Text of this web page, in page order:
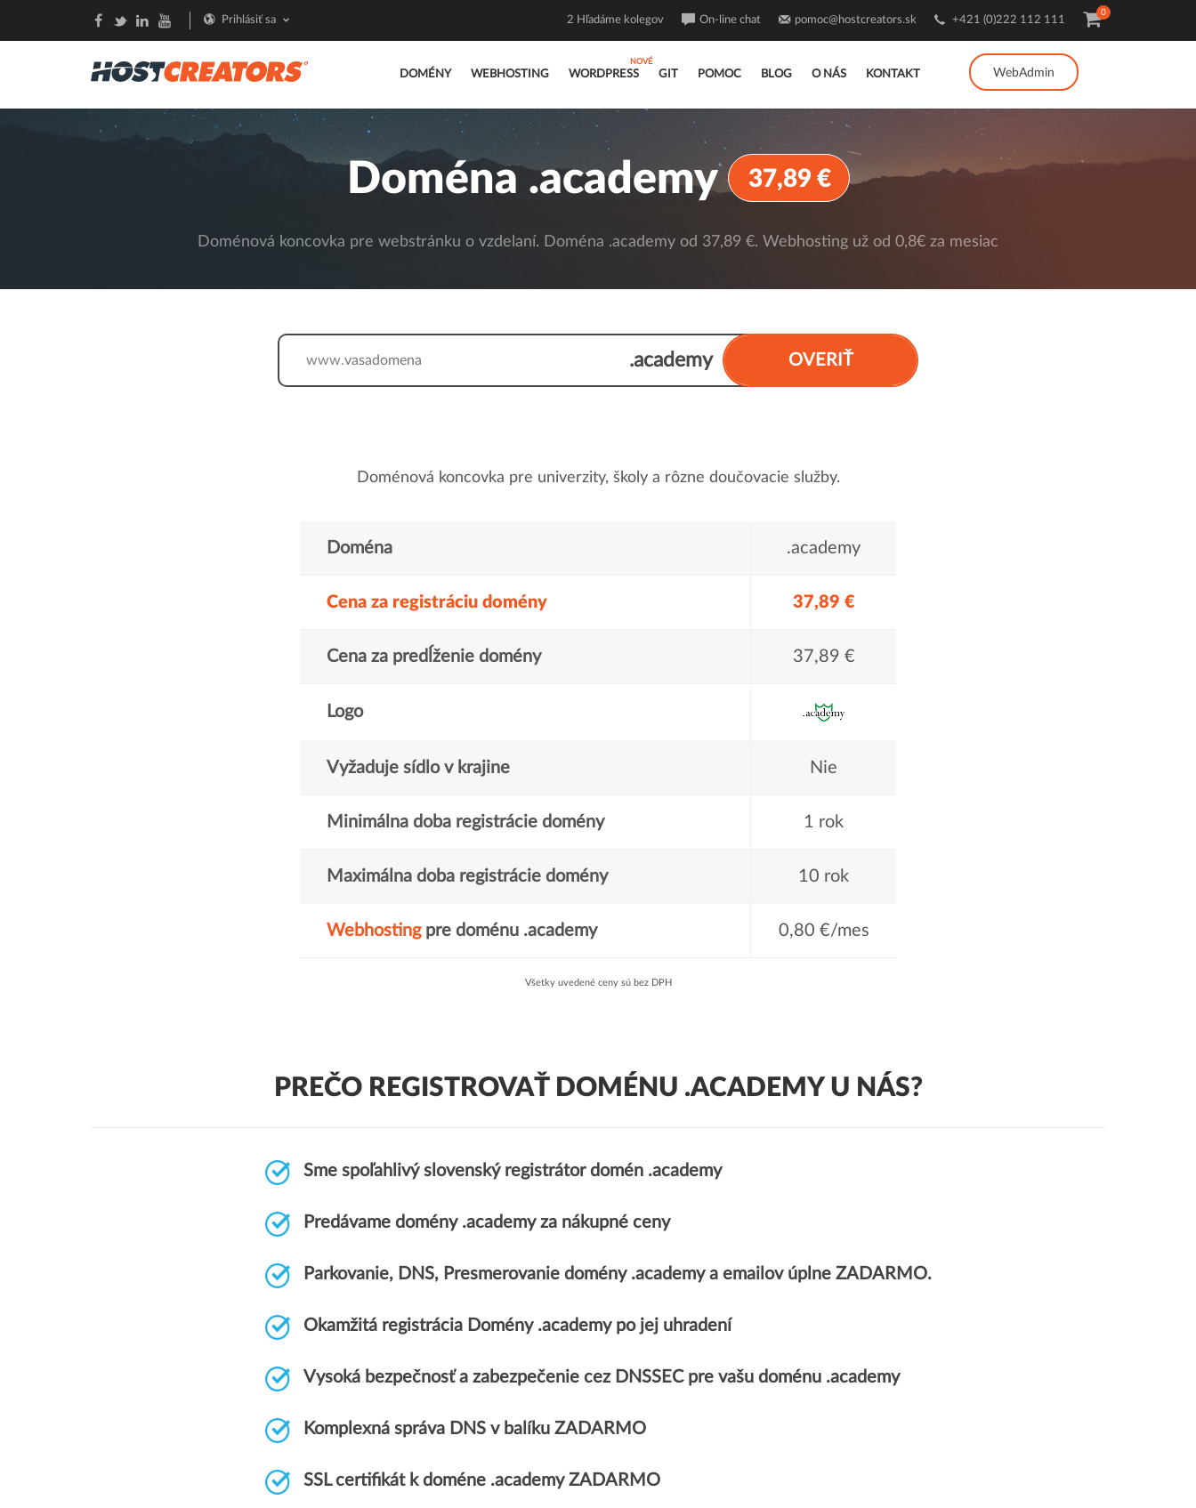
DOMÉNY WEBHOSTING WORDPRESS GIT POMOC BLOG O NÁS KONTAKT WebAdmin
Prihlásiť sa 2 Hľadáme kolegov On-line chat pomoc@hostcreators.sk +421 (0)222 112 111
0
Doména .academy 37,89 €
Doménová koncovka pre webstránku o vzdelaní. Doména .academy od 37,89 €. Webhosting už od 0,8€ za mesiac
OVERIŤ
.academy
www.
Doménová koncovka pre univerzity, školy a rôzne doučovacie služby.
Doména .academy
Cena za registráciu domény 37,89 €
Cena za predĺženie domény 37,89 €
Logo
Vyžaduje sídlo v krajine Nie
Minimálna doba registrácie domény 1 rok
Maximálna doba registrácie domény 10 rok
Webhostingpre doménu .academy 0,80 €/mes
Všetky uvedené ceny sú bez DPH
PREČO REGISTROVAŤ DOMÉNU .ACADEMY U NÁS?
Sme spoľahlivý slovenský registrátor domén .academy
Predávame domény .academy za nákupné ceny
Parkovanie, DNS, Presmerovanie domény .academy a emailov úplne ZADARMO.
Okamžitá registrácia Domény .academy po jej uhradení
Vysoká bezpečnosť a zabezpečenie cez DNSSEC pre vašu doménu .academy
Komplexná správa DNS v balíku ZADARMO
SSL certifikát k doméne .academy ZADARMO